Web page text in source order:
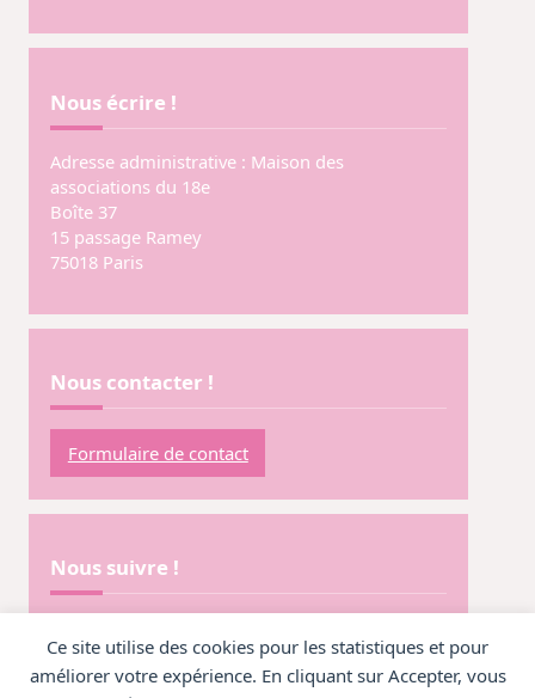
Ce site utilise des cookies pour les statistiques et pour
améliorer votre expérience. En cliquant sur Accepter, vous
Nous écrire !
Adresse administrative : Maison des
associations du 18e
Boîte 37
15 passage Ramey
75018 Paris
Nous contacter !
Formulaire de contact
Nous suivre !
@CirquePercu
@CirquePercu